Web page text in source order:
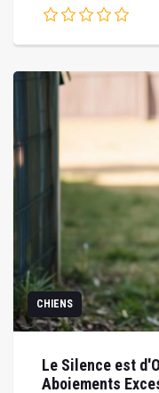
CHIENS
Le Silence est
Aboiements